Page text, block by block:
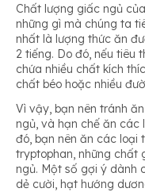
Chất lượng giấc ngủ
những gì mà chúng ta
nhất là lượng thức ăn
2 tiếng. Do đó, nếu tiêu
chứa nhiều chất kích
chất béo hoặc nhiều
Vì vậy, bạn nên tránh
ngủ, và hạn chế ăn các
đó, bạn nên ăn các loại
tryptophan, những chất
ngủ. Một số gợi ý dành
dẻ cười, hạt hướng